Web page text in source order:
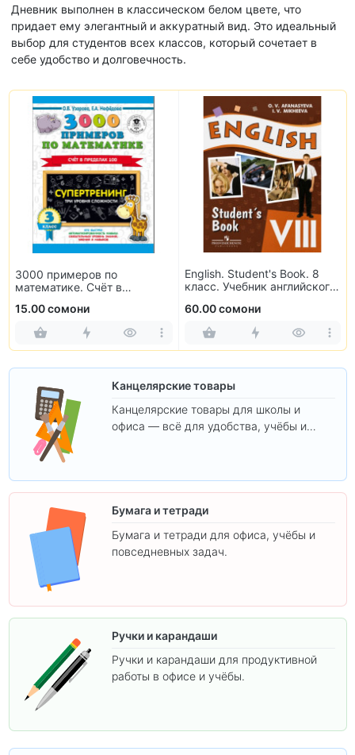
Дневник выполнен в классическом белом цвете, что
придает ему элегантный и аккуратный вид. Это идеальный
выбор для студентов всех классов, который сочетает в
себе удобство и долговечность.
3000 примеров по
математике. Счёт в
15.00 сомони
English. Student's Book. 8
класс. Учебник английского
60.00 сомони
Канцелярские товары
Канцелярские товары для школы и
офиса — всё для удобства, учёбы и
Бумага и тетради
Бумага и тетради для офиса, учёбы и
повседневных задач.
Ручки и карандаши
Ручки и карандаши для продуктивной
работы в офисе и учёбы.